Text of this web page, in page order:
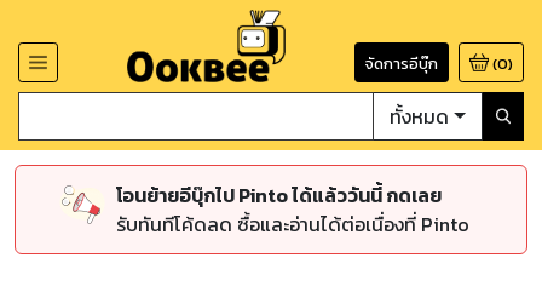
จัดการอีบุ๊ก (0)
ทั้งหมด
โอนย้ายอีบุ๊กไป Pinto ได้แล้ววันนี้ กดเลย
รับทันทีโค้ดลด ซื้อและอ่านได้ต่อเนื่องที่ Pinto